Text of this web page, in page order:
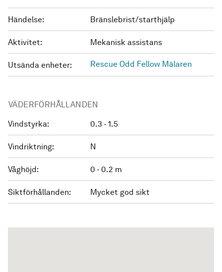
Händelse: Bränslebrist/starthjälp
Aktivitet: Mekanisk assistans
Utsända enheter: Rescue Odd Fellow Mälaren
VÄDERFÖRHÅLLANDEN
Vindstyrka: 0.3 - 1.5
Vindriktning: N
Våghöjd: 0 - 0.2 m
Siktförhållanden: Mycket god sikt